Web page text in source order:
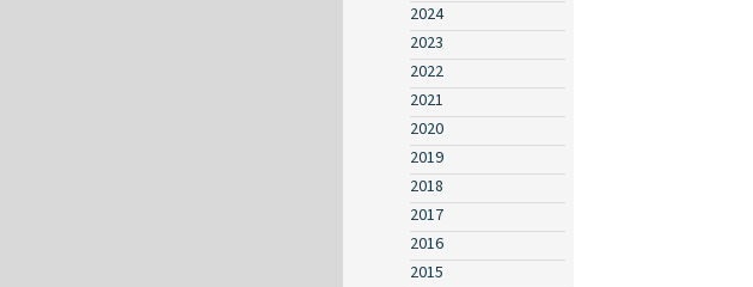
2024
2023
2022
2021
2020
2019
2018
2017
2016
2015